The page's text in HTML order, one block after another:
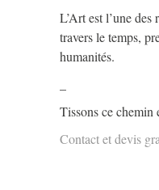
L’Art est l’une des
travers le temps,
humanités.
Tissons ce chemin
Contact et devis